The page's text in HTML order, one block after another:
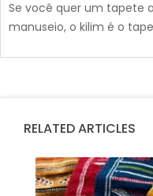
Se você quer um tapete
manuseio, o kilim é o
RELATED ARTICLES